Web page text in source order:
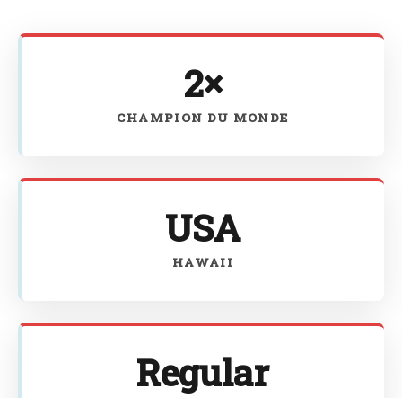
2×
CHAMPION DU MONDE
USA
HAWAII
Regular